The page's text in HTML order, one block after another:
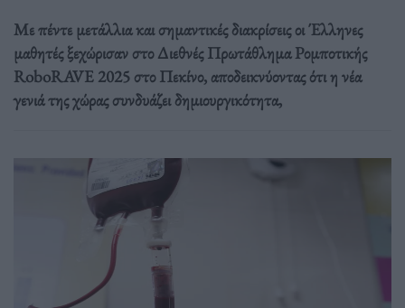
Με πέντε μετάλλια και σημαντικές διακρίσεις οι Έλληνες
μαθητές ξεχώρισαν στο Διεθνές Πρωτάθλημα Ρομποτικής
RoboRAVE 2025 στο Πεκίνο, αποδεικνύοντας ότι η νέα
γενιά της χώρας συνδυάζει δημιουργικότητα,